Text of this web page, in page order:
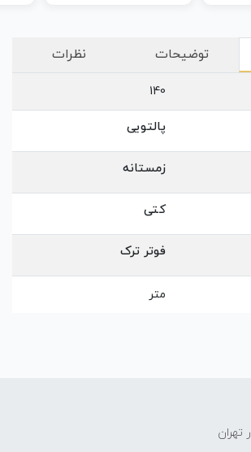
توضیحات نظرات
140
پالتویی
زمستانه
کتی
فوتر ترک
متر
تهران